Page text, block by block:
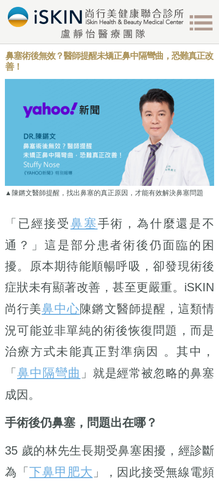
鼻塞術後無效？醫師提醒未矯正鼻中隔彎曲，恐難真正改
善！
▲陳鏘文醫師提醒，找出鼻塞的真正原因，才能有效解決鼻塞問題
「已經接受鼻塞手術，為什麼還是不
通？」這是部分患者術後仍面臨的困
擾。原本期待能順暢呼吸，卻發現術後
症狀未有顯著改善，甚至更嚴重。iSKIN
尚行美鼻中心陳鏘文醫師提醒，這類情
況可能並非單純的術後恢復問題，而是
治療方式未能真正對準病因 。其中，
「 鼻中隔彎曲 」就是經常被忽略的鼻塞
成因。
手術後仍鼻塞，問題出在哪？
35 歲的林先生長期受鼻塞困擾，經診斷
為「 下鼻甲肥大 」，因此接受無線電頻